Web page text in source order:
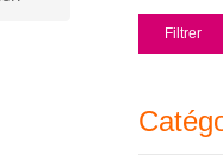
Filtrer